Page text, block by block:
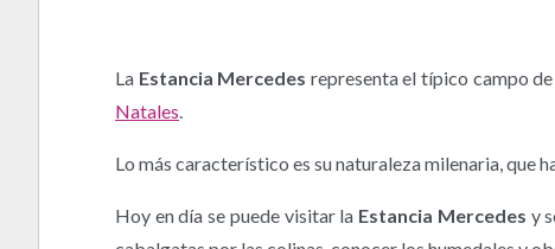
La Estancia Mercedes representa el típico campo
Natales
Lo más característico es su naturaleza milenaria, que
Hoy en día se puede visitar la Estancia Mercedes y